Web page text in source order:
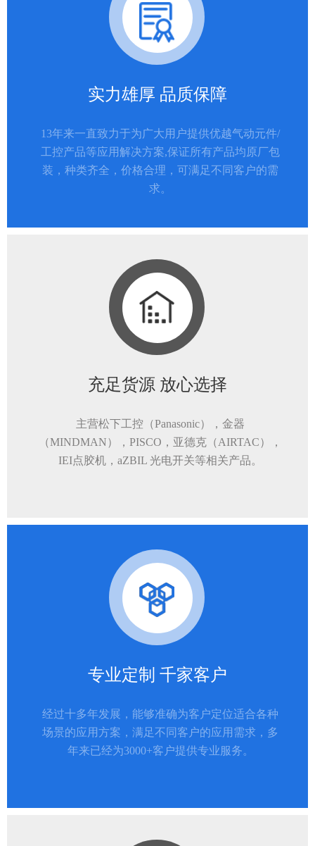
实力雄厚 品质保障
13年来一直致力于为广大用户提供优越气动元件/
工控产品等应用解决方案,保证所有产品均原厂包
装，种类齐全，价格合理，可满足不同客户的需
求。
充足货源 放心选择
主营松下工控（Panasonic），金器
（MINDMAN），PISCO，亚德克（AIRTAC），
IEI点胶机，aZBIL 光电开关等相关产品。
专业定制 千家客户
经过十多年发展，能够准确为客户定位适合各种
场景的应用方案，满足不同客户的应用需求，多
年来已经为3000+客户提供专业服务。